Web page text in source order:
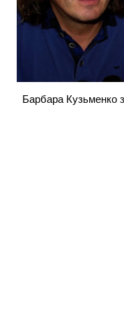
Барбара Кузьменко